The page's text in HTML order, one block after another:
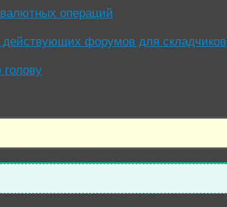
операций
форумов для складчиков